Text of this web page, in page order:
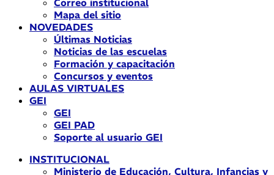
Correo institucional
Mapa del sitio
NOVEDADES
Últimas Noticias
Noticias de las escuelas
Formación y capacitación
Concursos y eventos
AULAS VIRTUALES
GEI
GEI
GEI PAD
Soporte al usuario GEI
INSTITUCIONAL
Ministerio de Educación, Cultura, Infancias y